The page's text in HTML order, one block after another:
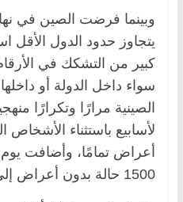
وبينما فرضت الصين في
يتجاوز حدود الدول الأقل
كبير من التشكك في
سواء داخل الدولة أو
الصينية مرارًا وتكرارًا
لأسابيع باستثناء الأشخاص
أعراض تمامًا، وأضافت يوم
1500 حالة بدون أعراض إلى مجموعها.